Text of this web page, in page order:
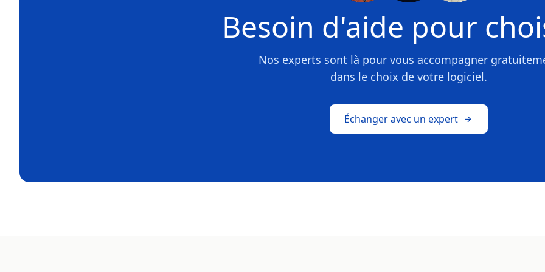
Besoin d'aide pour
Nos experts sont là pour vous accompagner
dans le choix de votre logiciel.
Échanger avec un expert